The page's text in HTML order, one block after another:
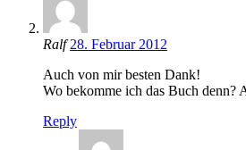
Ralf 28. Februar 2012
Auch von mir besten Dank!
Wo bekomme ich das Buch denn?
Reply